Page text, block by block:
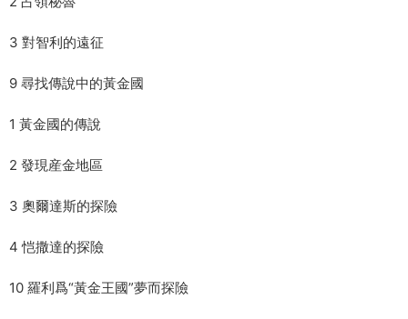
3 對智利的遠征
9 尋找傳說中的黃金國
1 黃金國的傳說
2 發現産金地區
3 奧爾達斯的探險
4 恺撒達的探險
10 羅利爲“黃金王國”夢而探險